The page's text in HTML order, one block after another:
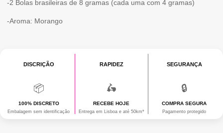
-2 Bolas brasileiras de 8 gramas (cada uma com 4 gramas)
-Aroma: Morango
DISCRIÇÃO
📦
100% DISCRETO
Embalagem sem identificação
RAPIDEZ
🛵
RECEBE HOJE
Entrega em Lisboa e até 50km*
SEGURANÇA
🔒
COMPRA SEGURA
Pagamento protegido